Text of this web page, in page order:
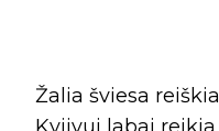
Žalia šviesa